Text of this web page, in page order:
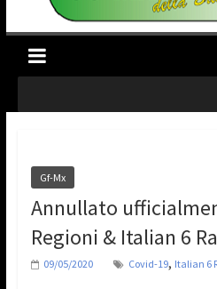
Gf-Mx
Annullato
Regioni & Italian 6
09/05/2020 Covid-19, Italian 6